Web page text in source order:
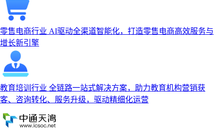
零售电商行业 AI驱动全渠道智能化，打造零售电商高效服务与
增长新引擎
教育培训行业 全链路一站式解决方案，助力教育机构营销获
客、咨询转化、服务升级，驱动精细化运营